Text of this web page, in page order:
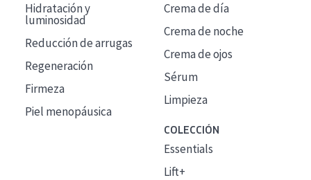
Hidratación y
luminosidad
Reducción de arrugas
Regeneración
Firmeza
Piel menopáusica
Crema de día
Crema de noche
Crema de ojos
Sérum
Limpieza
COLECCIÓN
Essentials
Lift+